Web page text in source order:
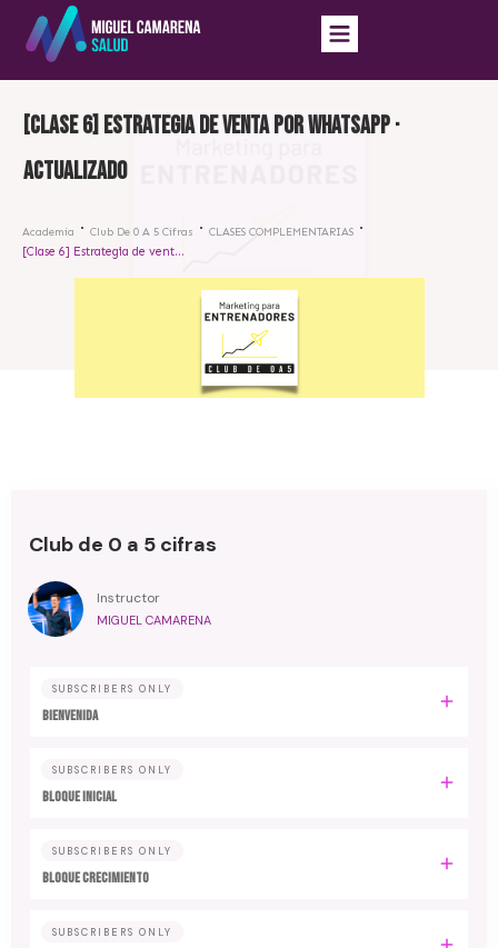
[Clase 6] Estrategia de venta por Whatsapp ·
actualizado
Academia Club De 0 A 5 Cifras CLASES COMPLEMENTARIAS
[Clase 6] Estrategia de venta por Whatsapp · actualizado
Club de 0 a 5 cifras
Instructor
MIGUEL CAMARENA
SUBSCRIBERS ONLY
BIENVENIDA
SUBSCRIBERS ONLY
BLOQUE INICIAL
SUBSCRIBERS ONLY
BLOQUE CRECIMIENTO
SUBSCRIBERS ONLY